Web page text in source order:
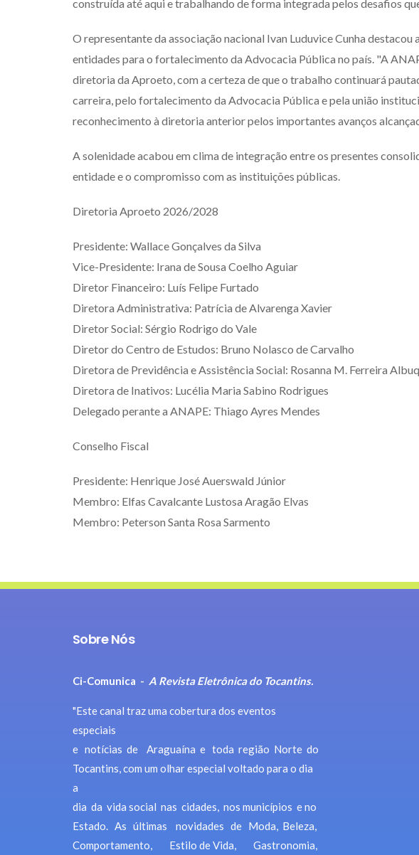
construída até aqui e trabalhando de forma integrada pelos desafios
O representante da associação nacional Ivan Luduvice Cunha
entidades para o fortalecimento da Advocacia Pública no país. "A
diretoria da Aproeto, com a certeza de que o trabalho continuará
carreira, pelo fortalecimento da Advocacia Pública e pela união
reconhecimento à diretoria anterior pelos importantes avanços
A solenidade acabou em clima de integração entre os presentes
entidade e o compromisso com as instituições públicas.
Diretoria Aproeto 2026/2028
Presidente: Wallace Gonçalves da Silva
Vice-Presidente: Irana de Sousa Coelho Aguiar
Diretor Financeiro: Luís Felipe Furtado
Diretora Administrativa: Patrícia de Alvarenga Xavier
Diretor Social: Sérgio Rodrigo do Vale
Diretor do Centro de Estudos: Bruno Nolasco de Carvalho
Diretora de Previdência e Assistência Social: Rosanna M. Ferreira
Diretora de Inativos: Lucélia Maria Sabino Rodrigues
Delegado perante a ANAPE: Thiago Ayres Mendes
Conselho Fiscal
Presidente: Henrique José Auerswald Júnior
Membro: Elfas Cavalcante Lustosa Aragão Elvas
Membro: Peterson Santa Rosa Sarmento
Sobre Nós
Ci-Comunica - A Revista Eletrônica do Tocantins.
"Este canal traz uma cobertura dos eventos
especiais
e notícias de Araguaína e toda região Norte do
Tocantins, com um olhar especial voltado para o dia
a
dia da vida social nas cidades, nos municípios e no
Estado. As últimas novidades de Moda, Beleza,
Comportamento, Estilo de Vida, Gastronomia,